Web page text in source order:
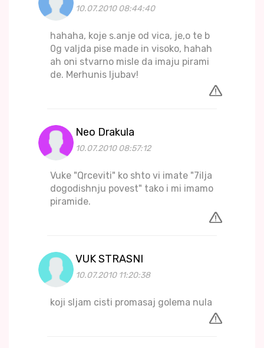
10.07.2010 08:44:40
hahaha, koje s.anje od vica, je,o te b
0g valjda pise made in visoko, hahah
ah oni stvarno misle da imaju pirami
de. Merhunis ljubav!
Neo Drakula
10.07.2010 08:57:12
Vuke "Qrceviti" ko shto vi imate "7ilja
dogodishnju povest" tako i mi imamo
piramide.
VUK STRASNI
10.07.2010 11:20:38
koji sljam cisti promasaj golema nula